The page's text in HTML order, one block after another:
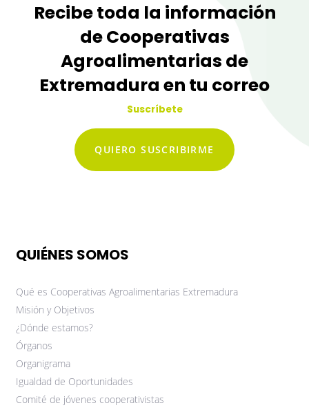
Recibe toda la información
de Cooperativas
Agroalimentarias de
Extremadura en tu correo
Suscríbete
QUIERO SUSCRIBIRME
QUIÉNES SOMOS
Qué es Cooperativas Agroalimentarias Extremadura
Misión y Objetivos
¿Dónde estamos?
Órganos
Organigrama
Igualdad de Oportunidades
Comité de jóvenes cooperativistas